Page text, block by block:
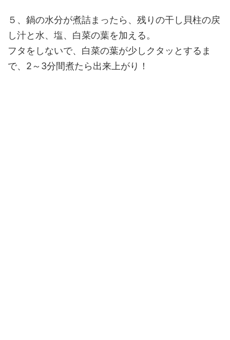
５、鍋の水分が煮詰まったら、残りの干し貝柱の戻
し汁と水、塩、白菜の葉を加える。
フタをしないで、白菜の葉が少しクタッとするま
で、2～3分間煮たら出来上がり！